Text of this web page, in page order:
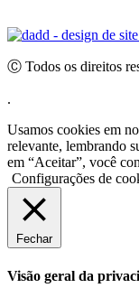
Ⓒ Todos os direitos
.
Usamos cookies em
relevante, lembrando
em “Aceitar”, você
Configurações de
Fechar
Visão geral da